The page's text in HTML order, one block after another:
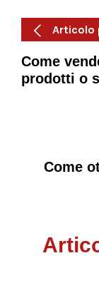
Articolo
Come
prodotti o
Come